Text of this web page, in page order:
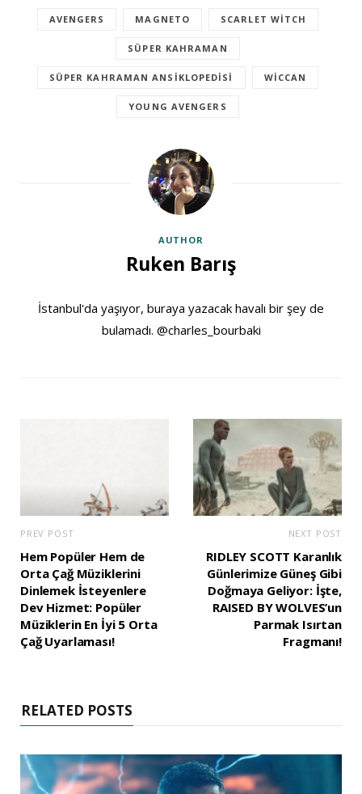
AVENGERS MAGNETO SCARLET WITCH
SÜPER KAHRAMAN
SÜPER KAHRAMAN ANSIKLOPEDISI WICCAN
YOUNG AVENGERS
AUTHOR
Ruken Barış
İstanbul'da yaşıyor, buraya yazacak havalı bir şey de
bulamadı. @charles_bourbaki
PREV POST
Hem Popüler Hem de
Orta Çağ Müziklerini
Dinlemek İsteyenlere
Dev Hizmet: Popüler
Müziklerin En İyi 5 Orta
Çağ Uyarlaması!
NEXT POST
RIDLEY SCOTT Karanlık
Günlerimize Güneş Gibi
Doğmaya Geliyor: İşte,
RAISED BY WOLVES’un
Parmak Isırtan
Fragmanı!
RELATED POSTS